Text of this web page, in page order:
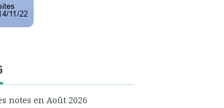
notes en Août 2026